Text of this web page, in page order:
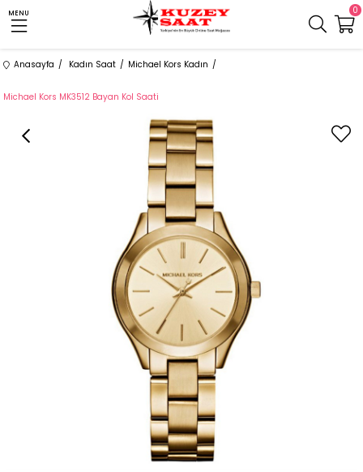
MENU 0
Anasayfa Kadın Saat Michael Kors Kadın
Michael Kors MK3512 Bayan Kol Saati